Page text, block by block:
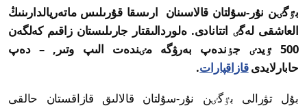
بٷگٸن نۇر-سۇلتان قالاسىنان ارىسقا قۇرىلىس ماتەريالدارىنىڭ
العاشقى لەگٸ اتتانادى. ەلوردالىقتار جارىلىستان زاقىم كەلگەن
500 ٷيدٸ جٶندەپ بەرۋگە مٸندەت الىپ وتىر, – دەپ
حابارلايدىقازاقپارات.
بۇل تۋرالى بٷگٸن نۇر-سۇلتان قالالىق قازاقستان حالقى